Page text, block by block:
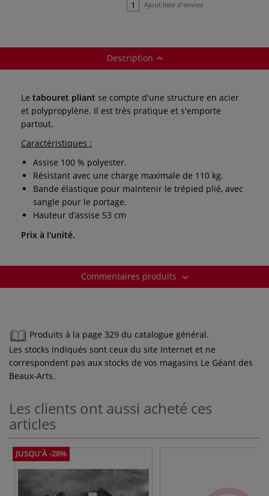
Ajout liste d'envies
Description
Le tabouret pliant se compte d'une structure en acier
et polypropylène. Il est très pratique et s'emporte
partout.
Caractéristiques :
Assise 100 % polyester.
Résistant avec une charge maximale de 110 kg.
Bande élastique pour maintenir le trépied plié, avec
sangle pour le portage.
Hauteur d’assise 53 cm
Prix à l'unité.
Commentaires produits
Produits à la page 329 du catalogue général.
Les stocks indiqués sont ceux du site Internet et ne
correspondent pas aux stocks de vos magasins Le Géant des
Beaux-Arts.
Les clients ont aussi acheté ces
articles
JUSQU'À -28%